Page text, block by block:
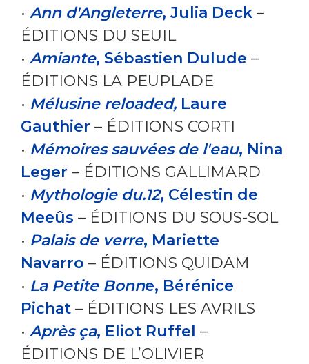
• Ann d'Angleterre, Julia Deck –
ÉDITIONS DU SEUIL
• Amiante, Sébastien Dulude –
ÉDITIONS LA PEUPLADE
• Mélusine reloaded, Laure
Gauthier – ÉDITIONS CORTI
• Mémoires sauvées de l'eau, Nina
Leger – ÉDITIONS GALLIMARD
• Mythologie du.12, Célestin de
Meeûs – ÉDITIONS DU SOUS-SOL
• Palais de verre, Mariette
Navarro – ÉDITIONS QUIDAM
• La Petite Bonne, Bérénice
Pichat – ÉDITIONS LES AVRILS
• Après ça, Eliot Ruffel –
ÉDITIONS DE L’OLIVIER